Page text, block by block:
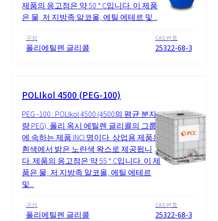
제품의 응고점은 약 50 ° C입니다. 이 제품
은 물, 저 지방족 알코올, 에틸 에테르 및...
구성
폴리에틸렌 글리콜
CAS 번호
25322-68-3
POLIkol 4500 (PEG-100)
PEG -100 : POLIkol 4500 (4500의 평균 분자
량 PEG), 폴리 옥시 에틸렌 글리콜의 그룹
에 속하는 제품 INCI 명이다. 상업용 제품은
흰색에서 밝은 노란색 왁스로 제공됩니
다. 제품의 응고점은 약 55 ° C입니다. 이 제
품은 물, 저 지방족 알코올, 에틸 에테르
및...
구성
폴리에틸렌 글리콜
CAS 번호
25322-68-3